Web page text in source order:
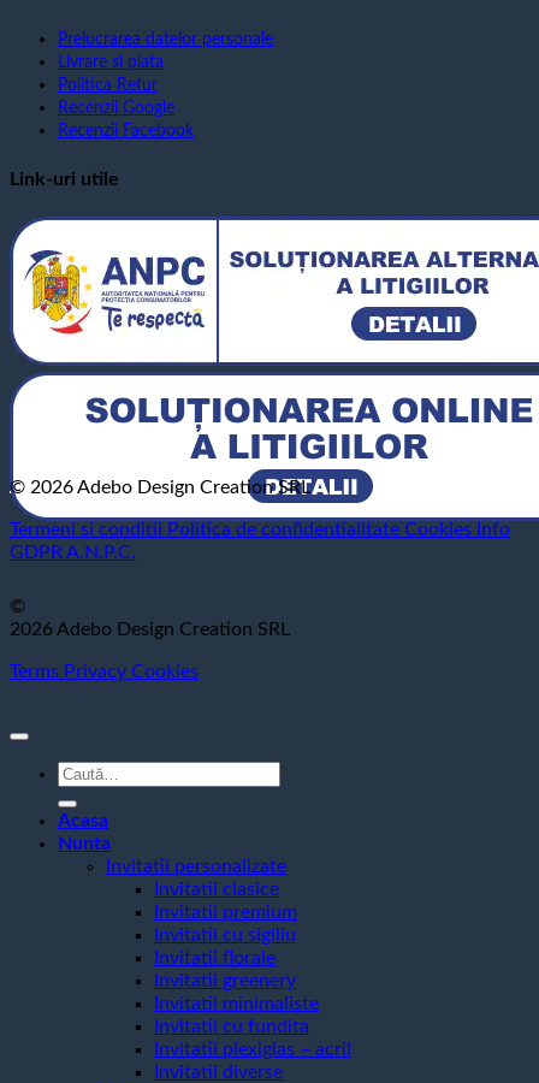
Prelucrarea datelor personale
Livrare si plata
Politica Retur
Recenzii Google
Recenzii Facebook
Link-uri utile
© 2026 Adebo Design Creation SRL
Termeni si conditii Politica de confidentialitate Cookies Info
GDPR A.N.P.C.
©
2026 Adebo Design Creation SRL
Terms Privacy Cookies
Caută
Acasa
Nunta
Invitatii personalizate
Invitatii clasice
Invitatii premium
Invitatii cu sigiliu
Invitatii florale
Invitatii greenery
Invitatii minimaliste
Invitatii cu fundita
Invitatii plexiglas – acril
Invitatii diverse